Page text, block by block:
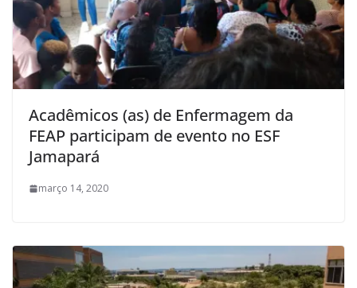
Acadêmicos (as) de Enfermagem da
FEAP participam de evento no ESF
Jamapará
março 14, 2020